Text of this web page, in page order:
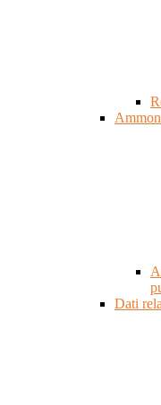
Dati